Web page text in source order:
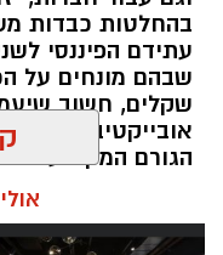
בהחלטות כבדות
עתידם הפיננסי
שבהם מונחים על
שקלים, חשוב
אובייקטיבי,
הגורם המקצועי
שווי של נכסי
הביטחון לקבל
ובטוחות.